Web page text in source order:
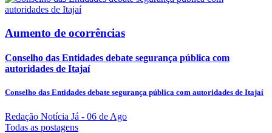
Aumento de ocorrências
Conselho das Entidades debate segurança pública com
autoridades de Itajaí
Conselho das Entidades debate segurança pública com autoridades de Itajaí
Redação Notícia Já - 06 de Ago
Todas as postagens